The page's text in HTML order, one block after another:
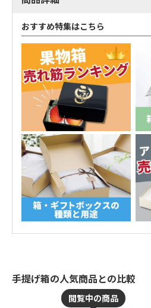
おすすめ特集はこちら
手提げ箱の人気商品との比較